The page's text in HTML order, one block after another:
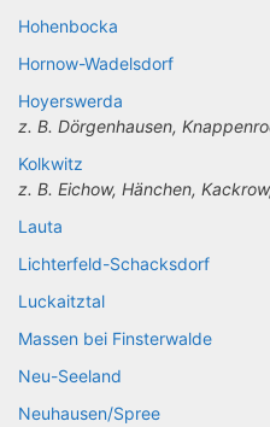
Hohenbocka
Hornow-Wadelsdorf
Hoyerswerda
z. B. Dörgenhausen,
Kolkwitz
z. B. Eichow, Hänchen,
Lauta
Lichterfeld-Schacksdorf
Luckaitztal
Massen bei Finsterwalde
Neu-Seeland
Neuhausen/Spree